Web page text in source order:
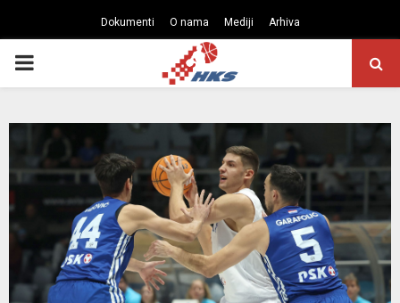
Dokumenti O nama Mediji Arhiva
PRIMARY